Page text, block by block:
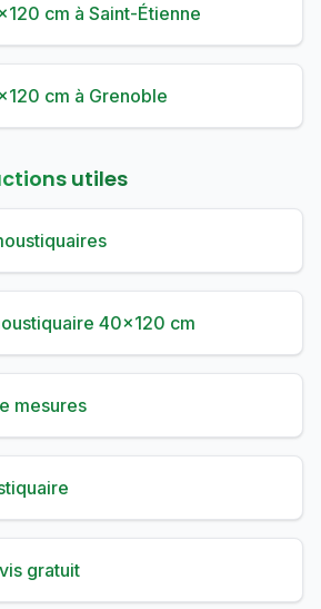
cm à Saint-Étienne
cm à Grenoble
utiles
40×120 cm
mesures
gratuit